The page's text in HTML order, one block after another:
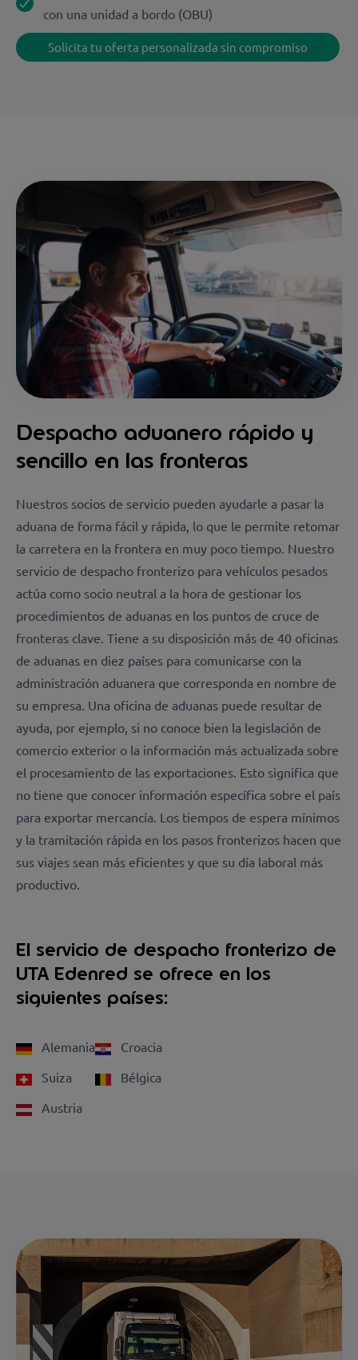
con una unidad a bordo (OBU)
Solicita tu oferta personalizada sin compromiso
Despacho aduanero rápido y
sencillo en las fronteras
Nuestros socios de servicio pueden ayudarle a pasar la
aduana de forma fácil y rápida, lo que le permite retomar
la carretera en la frontera en muy poco tiempo. Nuestro
servicio de despacho fronterizo para vehículos pesados
actúa como socio neutral a la hora de gestionar los
procedimientos de aduanas en los puntos de cruce de
fronteras clave. Tiene a su disposición más de 40 oficinas
de aduanas en diez países para comunicarse con la
administración aduanera que corresponda en nombre de
su empresa. Una oficina de aduanas puede resultar de
ayuda, por ejemplo, si no conoce bien la legislación de
comercio exterior o la información más actualizada sobre
el procesamiento de las exportaciones. Esto significa que
no tiene que conocer información específica sobre el país
para exportar mercancía. Los tiempos de espera mínimos
y la tramitación rápida en los pasos fronterizos hacen que
sus viajes sean más eficientes y que su día laboral más
productivo.
El servicio de despacho fronterizo de
UTA Edenred se ofrece en los
siguientes países:
Alemania
Suiza
Austria
Croacia
Bélgica